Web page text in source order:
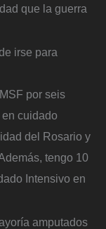
que la guerra
irse para
por seis
cuidado
del Rosario y
tengo 10
Intensivo en
amputados